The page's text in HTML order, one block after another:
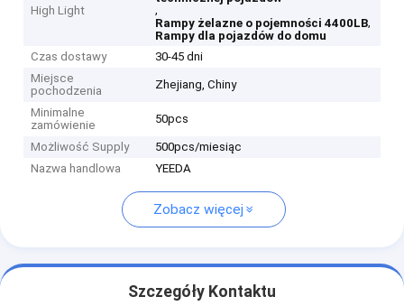
High Light
,
Rampy żelazne o pojemności 4400LB,
Rampy dla pojazdów do domu
Czas dostawy
30-45 dni
Miejsce
pochodzenia
Zhejiang, Chiny
Minimalne
zamówienie
50pcs
Możliwość Supply
500pcs/miesiąc
Nazwa handlowa
YEEDA
Zobacz więcej
Szczegóły Kontaktu